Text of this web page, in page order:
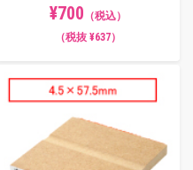
¥700 （税込）
（税抜 ¥637）